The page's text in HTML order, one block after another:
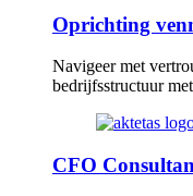
Oprichting
Navigeer met
bedrijfsstructuur
CFO